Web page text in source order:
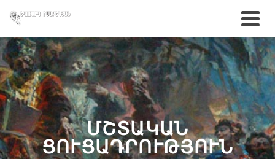
ՄՇՏԱԿԱՆ
ՑՈՒՑԱԴՐՈՒԹՅՈՒՆ